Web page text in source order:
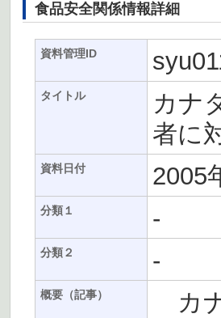
食品安全関係情報詳細
資料管理ID
タイトル
カナ
者に
資料日付 2005
分類１ -
分類２ -
概要（記事）
カ